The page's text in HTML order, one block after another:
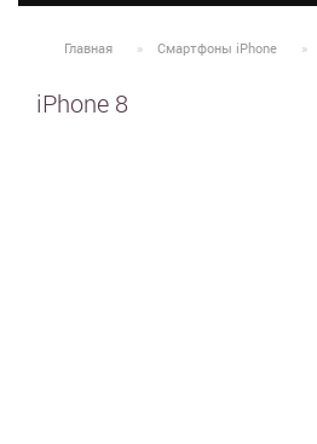
Главная Смартфоны iPhone
iPhone 8